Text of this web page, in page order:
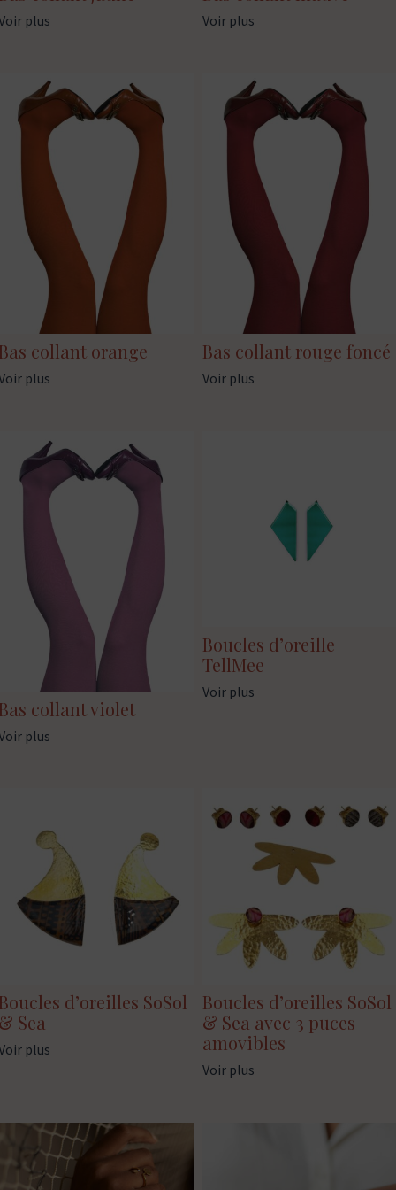
plus Voir plus
collant orange
plus
Bas collant rouge foncé
Voir plus
collant violet
plus
Boucles d’oreille
TellMee
Voir plus
d’oreilles SoSol
Sea
plus
Boucles d’oreilles SoSol
& Sea avec 3 puces
amovibles
Voir plus